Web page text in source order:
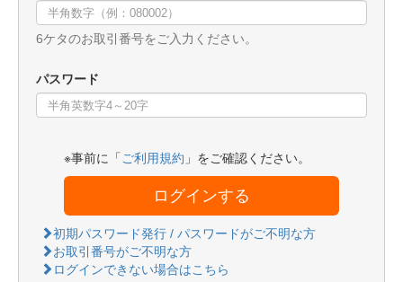
6ケタのお取引番号をご入力ください。
パスワード
※事前に「 ご利用規約 」をご確認ください。
ログインする
初期パスワード発行 / パスワードがご不明な方
お取引番号がご不明な方
ログインできない場合はこちら